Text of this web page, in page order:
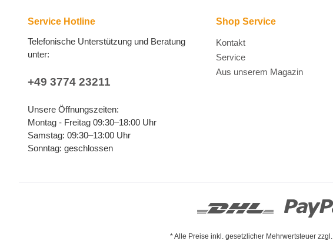
Service Hotline
Telefonische Unterstützung und Beratung
unter:
+49 3774 23211
Unsere Öffnungszeiten:
Montag - Freitag 09:30–18:00 Uhr
Samstag: 09:30–13:00 Uhr
Sonntag: geschlossen
Shop Service
Kontakt
Service
Aus unserem Magazin
* Alle Preise inkl. gesetzlicher Mehrwertsteuer zzgl.